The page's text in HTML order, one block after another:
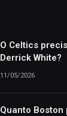
O Celtics
Derrick White?
11/05/2026
Quanto